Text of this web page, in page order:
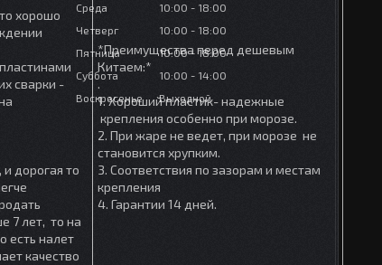
хорошо
сварки -
дорогая то
7 лет, то на
есть налет
качество
*Преимущества перед дешевым
Китаем:*
.
1. Хороший пластик- надежные
крепления особенно при морозе.
2. При жаре не ведет, при морозе не
становится хрупким.
3. Соответствия по зазорам и местам
крепления
4. Гарантии 14 дней.
Среда
10:00
18:00
Четверг
10:00
18:00
Пятница
10:00
18:00
Суббота
10:00
14:00
Воскресенье
Выходной